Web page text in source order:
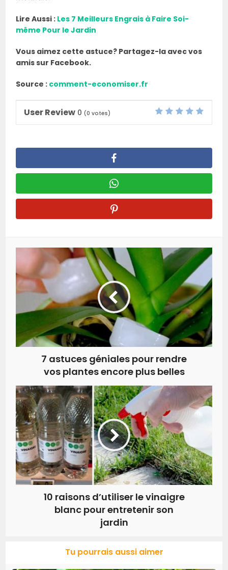
Lire Aussi : Les 7 Meilleurs Engrais à Faire Soi-
même Pour le Jardin
Vous aimez cette astuce? Partagez-la avec vos
amis sur Facebook.
Source : comment-economiser.fr
User Review 0 (0 votes)
7 astuces géniales pour rendre
vos plantes encore plus belles
10 raisons d’utiliser le vinaigre
blanc pour entretenir son
jardin
Tu pourrais aussi aimer